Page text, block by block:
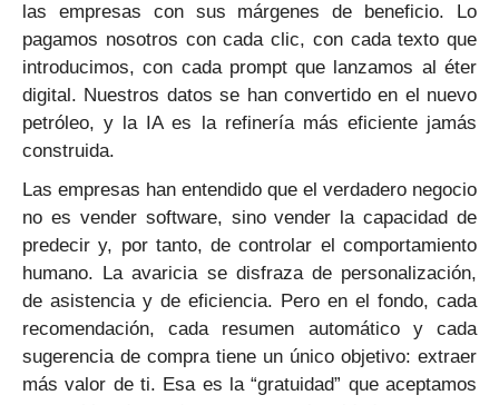
las empresas con sus márgenes de beneficio. Lo
pagamos nosotros con cada clic, con cada texto que
introducimos, con cada prompt que lanzamos al éter
digital. Nuestros datos se han convertido en el nuevo
petróleo, y la IA es la refinería más eficiente jamás
construida.
Las empresas han entendido que el verdadero negocio
no es vender software, sino vender la capacidad de
predecir y, por tanto, de controlar el comportamiento
humano. La avaricia se disfraza de personalización,
de asistencia y de eficiencia. Pero en el fondo, cada
recomendación, cada resumen automático y cada
sugerencia de compra tiene un único objetivo: extraer
más valor de ti. Esa es la “gratuidad” que aceptamos